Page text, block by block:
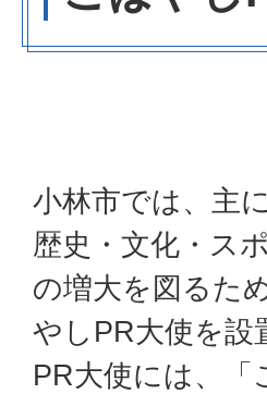
小林市では、主
歴史・文化・ス
の増大を図るた
やしPR大使を設
PR大使には、「